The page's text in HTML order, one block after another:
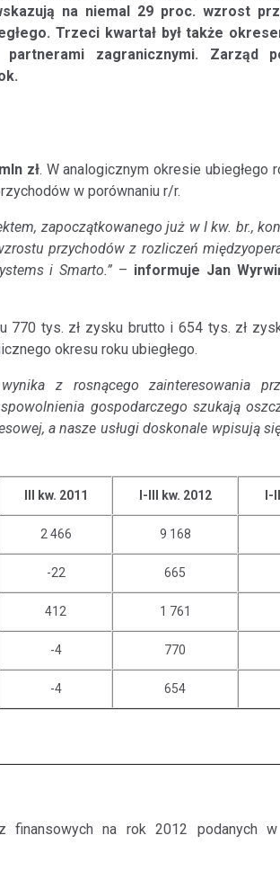
na niemal 29 proc. wzrost
Trzeci kwartał był także
zagranicznymi. Zarząd
zł. W analogicznym okresie ubiegłego
w porównaniu r/r.
zapoczątkowanego już w I kw. br.,
przychodów z rozliczeń
i Smarto.” – informuje Jan
770 tys. zł zysku brutto i 654 tys. zł
okresu roku ubiegłego.
z rosnącego zainteresowania
gospodarczego szukają
a nasze usługi doskonale wpisują
III kw. 2011 I-III kw. 2012 I-
2 466 9 168
-22 665
412 1 761
-4 770
-4 654
finansowych na rok 2012 podanych w